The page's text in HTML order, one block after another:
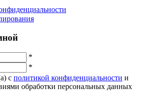
*
*
с политикой конфиденциальности и
обработки персональных данных